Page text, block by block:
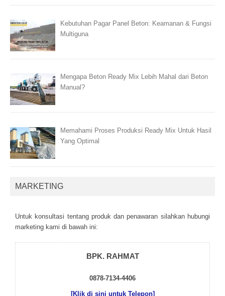
Kebutuhan Pagar Panel Beton: Keamanan & Fungsi
Multiguna
Mengapa Beton Ready Mix Lebih Mahal dari Beton
Manual?
Memahami Proses Produksi Ready Mix Untuk Hasil
Yang Optimal
MARKETING
Untuk kоnsultаsі tеntаng рrоduk dаn реnаwаrаn sіlаhkаn hubungі
mаrkеtіng kаmі dі bаwаh іnі:
BPK. RAHMAT
0878-7134-4406
[Klik di sini untuk Telepon]